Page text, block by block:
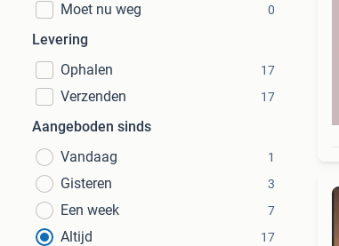
Moet nu weg
0
Levering
Ophalen
17
Verzenden 17
Aangeboden sinds
Vandaag
1
Gisteren 3
Een week 7
Altijd 17